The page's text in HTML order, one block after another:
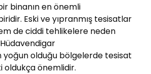
binanın en önemli
Eski ve yıpranmış tesisatlar
de ciddi tehlikelere neden
yoğun olduğu bölgelerde tesisat
oldukça önemlidir.